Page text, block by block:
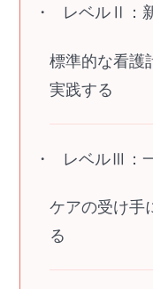
レベルⅡ：
標準的な看護
実践する
レベルⅢ：
ケアの受け手
る